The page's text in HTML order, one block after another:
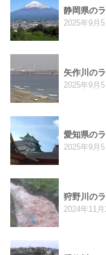
静岡県の
2025年9月5
矢作川の
2025年9月5
愛知県の
2025年9月5
狩野川の
2024年11月